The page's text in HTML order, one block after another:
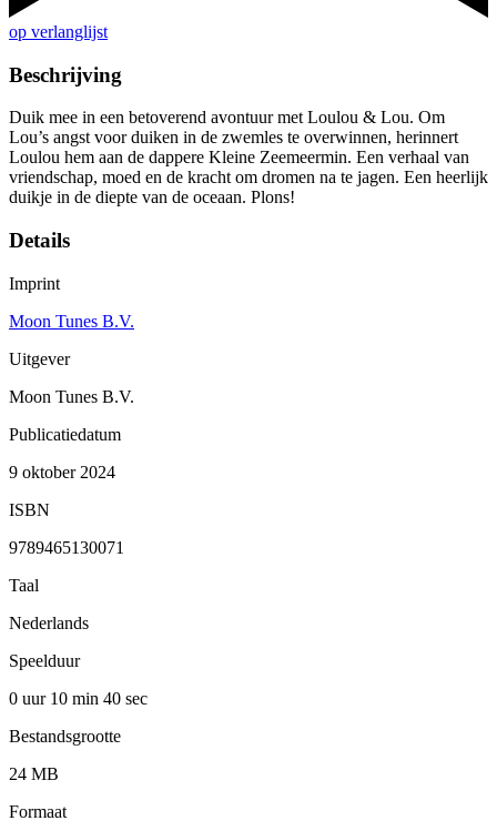
op verlanglijst
Beschrijving
Duik mee in een betoverend avontuur met Loulou & Lou. Om
Lou’s angst voor duiken in de zwemles te overwinnen, herinnert
Loulou hem aan de dappere Kleine Zeemeermin. Een verhaal van
vriendschap, moed en de kracht om dromen na te jagen. Een heerlijk
duikje in de diepte van de oceaan. Plons!
Details
Imprint
Moon Tunes B.V.
Uitgever
Moon Tunes B.V.
Publicatiedatum
9 oktober 2024
ISBN
9789465130071
Taal
Nederlands
Speelduur
0 uur 10 min 40 sec
Bestandsgrootte
24 MB
Formaat